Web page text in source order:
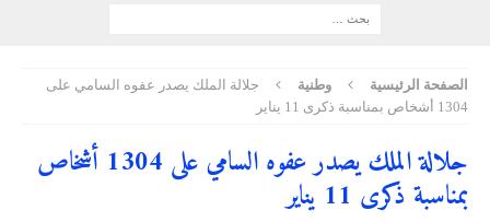
الصفحة الرئيسية وطنية
جلالة الملك يصدر عفوه السامي على
1304 أشخاص بمناسبة ذكرى 11 يناير
جلالة الملك يصدر عفوه السامي على 1304 أشخاص
بمناسبة ذكرى 11 يناير